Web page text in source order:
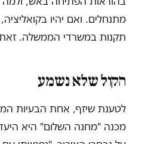
מתנחלים. ואם יהיו
תקנות במשרדי הממשלה.
הקול שלא נשמע
לטענת שיזף, אחת הבעיות
מכנה "מחנה השלום" היא